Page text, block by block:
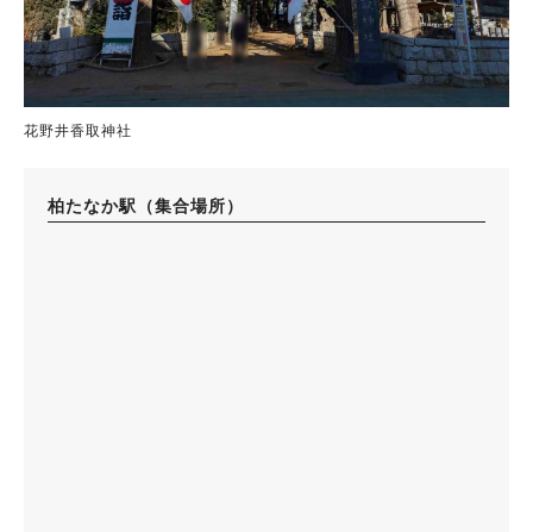
花野井香取神社
柏たなか駅（集合場所）